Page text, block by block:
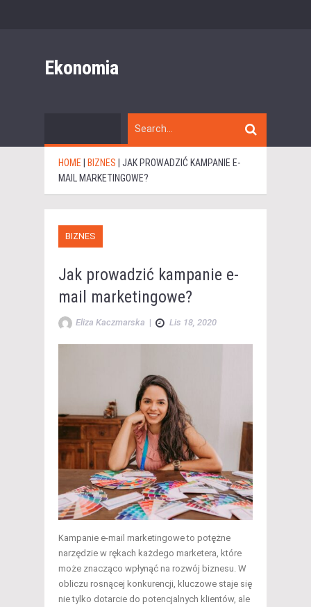
Ekonomia
HOME BIZNES
JAK PROWADZIĆ KAMPANIE E-
MAIL MARKETINGOWE?
BIZNES
Jak prowadzić kampanie e-
mail marketingowe?
Eliza Kaczmarska | Lis 18, 2020
Kampanie e-mail marketingowe to potężne
narzędzie w rękach każdego marketera, które
może znacząco wpłynąć na rozwój biznesu. W
obliczu rosnącej konkurencji, kluczowe staje się
nie tylko dotarcie do potencjalnych klientów, ale